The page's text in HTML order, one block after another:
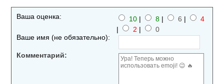
Ваша оценка: 10 | 8 | 6 |
4
|
2 |
0
Ваше имя (не обязательно):
Комментарий: